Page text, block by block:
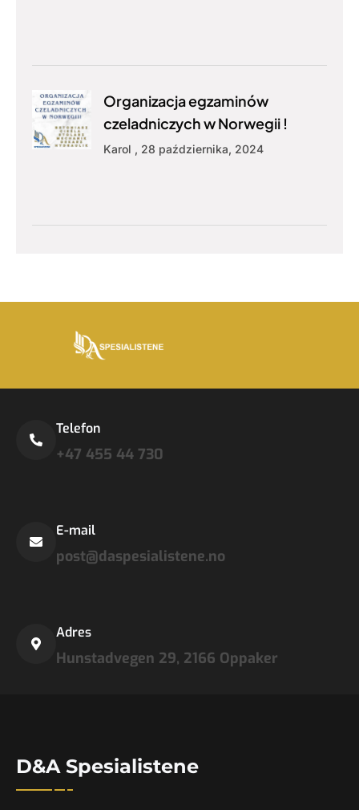
Organizacja egzaminów
czeladniczych w Norwegii !
Karol 28 października, 2024
Telefon
+47 455 44 730
E-mail
post@daspesialistene.no
Adres
Hunstadvegen 29, 2166 Oppaker
D&A Spesialistene